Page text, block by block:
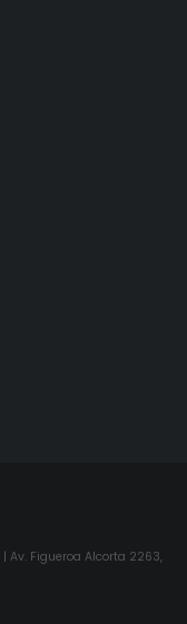
| Av. Figueroa Alcorta 2263,